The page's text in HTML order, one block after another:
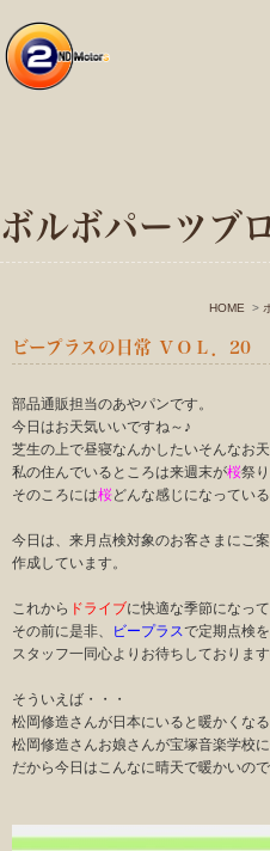
ボルボパーツブ
HOME
ビープラスの日常 ＶＯＬ．20
部品通販担当のあやパンです。
今日はお天気いいですね～♪
芝生の上で昼寝なんかしたいそんなお天
私の住んでいるところは来週末が桜祭
そのころには桜どんな感じになってい
今日は、来月点検対象のお客さまにご
作成しています。
これから ドライブに快適な季節になっ
その前に是非、
ビープラスで定期点検を
スタッフ一同心よりお待ちしておりま
そういえば・・・
松岡修造さんが日本にいると暖かくな
松岡修造さんお娘さんが宝塚音楽学校
だから今日はこんなに晴天で暖かいの